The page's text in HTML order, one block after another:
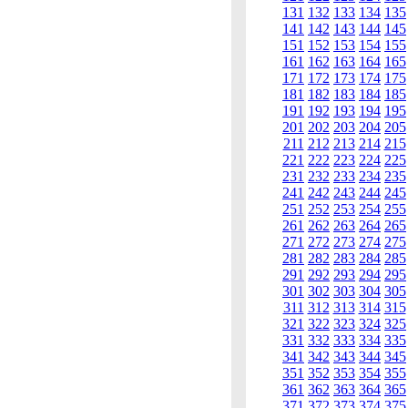
131 132 133 134 135
141 142 143 144 145
151 152 153 154 155
161 162 163 164 165
171 172 173 174 175
181 182 183 184 185
191 192 193 194 195
201 202 203 204 205
211 212 213 214 215
221 222 223 224 225
231 232 233 234 235
241 242 243 244 245
251 252 253 254 255
261 262 263 264 265
271 272 273 274 275
281 282 283 284 285
291 292 293 294 295
301 302 303 304 305
311 312 313 314 315
321 322 323 324 325
331 332 333 334 335
341 342 343 344 345
351 352 353 354 355
361 362 363 364 365